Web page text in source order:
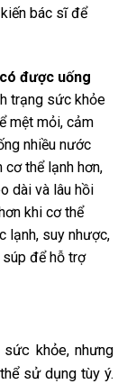
bác sĩ để
được uống
trạng sức khỏe
mệt mỏi, cảm
nhiều nước
thể lạnh hơn,
dài và lâu hồi
khi cơ thể
lạnh, suy nhược,
để hỗ trợ
khỏe, nhưng
sử dụng tùy ý.